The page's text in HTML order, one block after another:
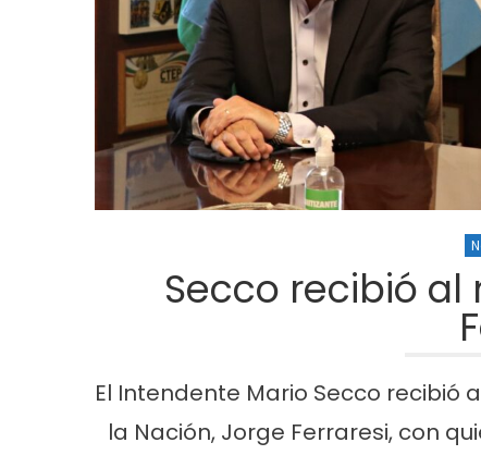
Secco recibió
El Intendente Mario Secco recibió
la Nación, Jorge Ferraresi, con